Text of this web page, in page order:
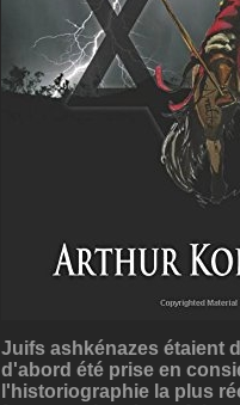
Juifs ashkénazes étaient
d'abord été prise en
l'historiographie la plus